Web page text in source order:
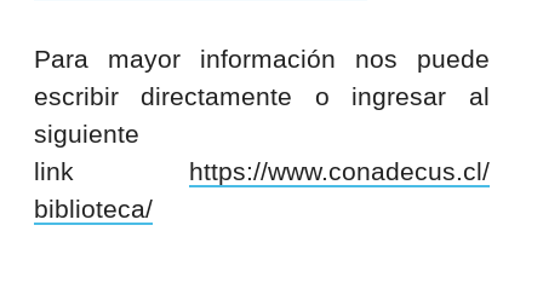
Para mayor información nos puede
escribir directamente o ingresar al
siguiente
link https://www.conadecus.cl/
biblioteca/